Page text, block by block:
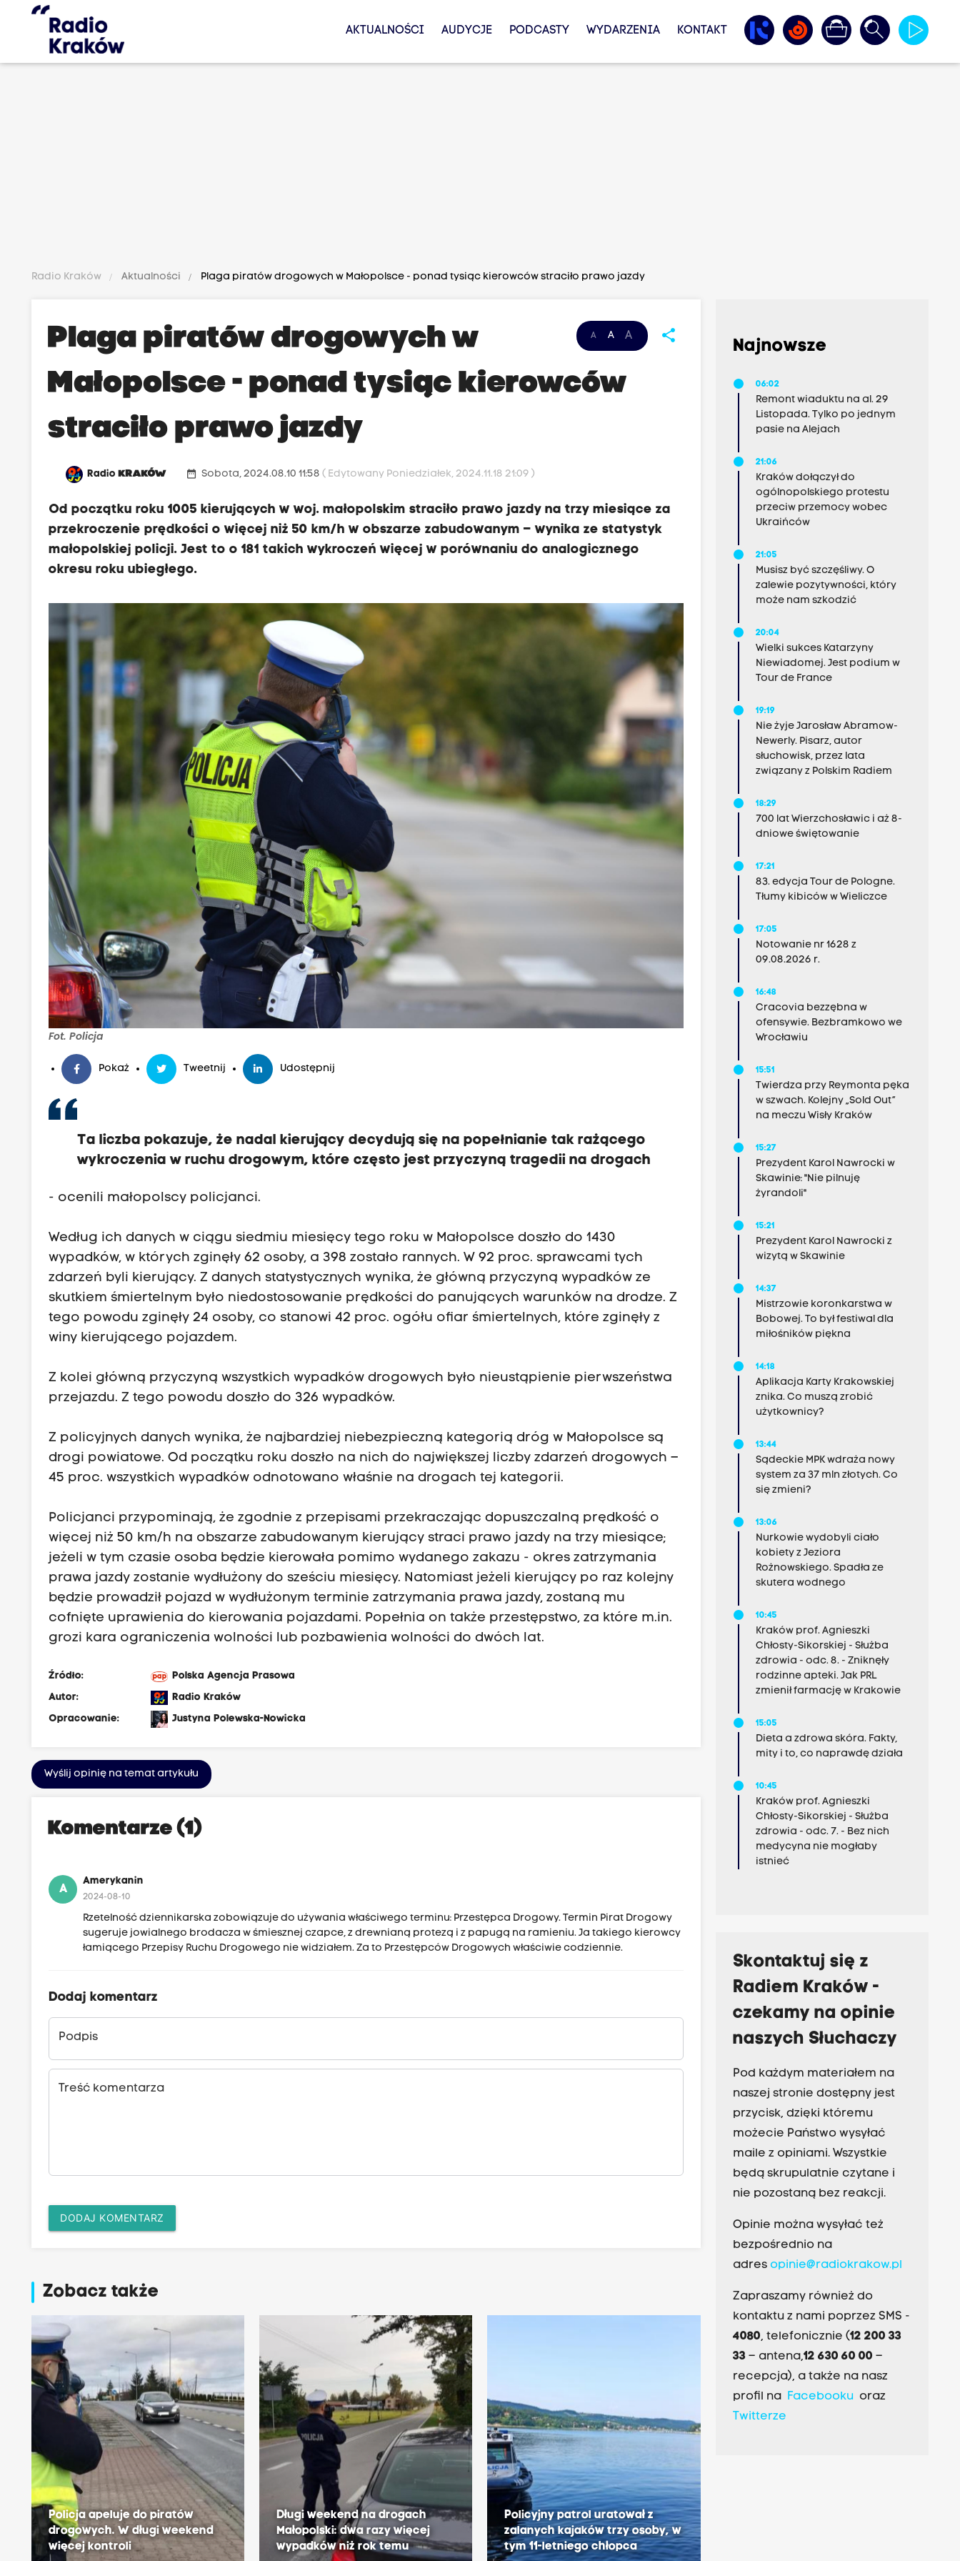
AKTUALNOŚCI AUDYCJE PODCASTY WYDARZENIA KONTAKT
Radio Kraków Aktualności Plaga piratów drogowych w Małopolsce - ponad tysiąc kierowców straciło prawo jazdy
A A A share
Plaga piratów drogowych w
Małopolsce - ponad tysiąc kierowców
straciło prawo jazdy
RadioKRAKÓW date_range Sobota, 2024.08.10 11:58( Edytowany Poniedziałek, 2024.11.18 21:09 )
Od początku roku 1005 kierujących w woj. małopolskim straciło prawo jazdy na trzy miesiące za
przekroczenie prędkości o więcej niż 50 km/h w obszarze zabudowanym – wynika ze statystyk
małopolskiej policji. Jest to o 181 takich wykroczeń więcej w porównaniu do analogicznego
okresu roku ubiegłego.
Fot. Policja
Pokaż Tweetnij Udostępnij
Ta liczba pokazuje, że nadal kierujący decydują się na popełnianie tak rażącego
wykroczenia w ruchu drogowym, które często jest przyczyną tragedii na drogach
- ocenili małopolscy policjanci.
Według ich danych w ciągu siedmiu miesięcy tego roku w Małopolsce doszło do 1430
wypadków, w których zginęły 62 osoby, a 398 zostało rannych. W 92 proc. sprawcami tych
zdarzeń byli kierujący. Z danych statystycznych wynika, że główną przyczyną wypadków ze
skutkiem śmiertelnym było niedostosowanie prędkości do panujących warunków na drodze. Z
tego powodu zginęły 24 osoby, co stanowi 42 proc. ogółu ofiar śmiertelnych, które zginęły z
winy kierującego pojazdem.
Z kolei główną przyczyną wszystkich wypadków drogowych było nieustąpienie pierwszeństwa
przejazdu. Z tego powodu doszło do 326 wypadków.
Z policyjnych danych wynika, że najbardziej niebezpieczną kategorią dróg w Małopolsce są
drogi powiatowe. Od początku roku doszło na nich do największej liczby zdarzeń drogowych –
45 proc. wszystkich wypadków odnotowano właśnie na drogach tej kategorii.
Policjanci przypominają, że zgodnie z przepisami przekraczając dopuszczalną prędkość o
więcej niż 50 km/h na obszarze zabudowanym kierujący straci prawo jazdy na trzy miesiące;
jeżeli w tym czasie osoba będzie kierowała pomimo wydanego zakazu - okres zatrzymania
prawa jazdy zostanie wydłużony do sześciu miesięcy. Natomiast jeżeli kierujący po raz kolejny
będzie prowadził pojazd w wydłużonym terminie zatrzymania prawa jazdy, zostaną mu
cofnięte uprawienia do kierowania pojazdami. Popełnia on także przestępstwo, za które m.in.
grozi kara ograniczenia wolności lub pozbawienia wolności do dwóch lat.
Źródło:
Polska Agencja Prasowa
Autor:
Radio Kraków
Opracowanie:
Justyna Polewska-Nowicka
Wyślij opinię na temat artykułu
Komentarze (1)
A
Amerykanin
2024-08-10
Rzetelność dziennikarska zobowiązuje do używania właściwego terminu: Przestępca Drogowy. Termin Pirat Drogowy
sugeruje jowialnego brodacza w śmiesznej czapce, z drewnianą protezą i z papugą na ramieniu. Ja takiego kierowcy
łamiącego Przepisy Ruchu Drogowego nie widziałem. Za to Przestępców Drogowych właściwie codziennie.
Dodaj komentarz
Podpis
Treść komentarza
DODAJ KOMENTARZ
Zobacz także
Policja apeluje do piratów
drogowych. W długi weekend
więcej kontroli
Długi weekend na drogach
Małopolski: dwa razy więcej
wypadków niż rok temu
Policyjny patrol uratował z
zalanych kajaków trzy osoby, w
tym 11-letniego chłopca
Najnowsze
06:02
Remont wiaduktu na al. 29
Listopada. Tylko po jednym
pasie na Alejach
21:06
Kraków dołączył do
ogólnopolskiego protestu
przeciw przemocy wobec
Ukraińców
21:05
Musisz być szczęśliwy. O
zalewie pozytywności, który
może nam szkodzić
20:04
Wielki sukces Katarzyny
Niewiadomej. Jest podium w
Tour de France
19:19
Nie żyje Jarosław Abramow-
Newerly. Pisarz, autor
słuchowisk, przez lata
związany z Polskim Radiem
18:29
700 lat Wierzchosławic i aż 8-
dniowe świętowanie
17:21
83. edycja Tour de Pologne.
Tłumy kibiców w Wieliczce
17:05
Notowanie nr 1628 z
09.08.2026 r.
16:48
Cracovia bezzębna w
ofensywie. Bezbramkowo we
Wrocławiu
15:51
Twierdza przy Reymonta pęka
w szwach. Kolejny „Sold Out”
na meczu Wisły Kraków
15:27
Prezydent Karol Nawrocki w
Skawinie: "Nie pilnuję
żyrandoli"
15:21
Prezydent Karol Nawrocki z
wizytą w Skawinie
14:37
Mistrzowie koronkarstwa w
Bobowej. To był festiwal dla
miłośników piękna
14:18
Aplikacja Karty Krakowskiej
znika. Co muszą zrobić
użytkownicy?
13:44
Sądeckie MPK wdraża nowy
system za 37 mln złotych. Co
się zmieni?
13:06
Nurkowie wydobyli ciało
kobiety z Jeziora
Rożnowskiego. Spadła ze
skutera wodnego
10:45
Kraków prof. Agnieszki
Chłosty-Sikorskiej - Służba
zdrowia - odc. 8. - Zniknęły
rodzinne apteki. Jak PRL
zmienił farmację w Krakowie
15:05
Dieta a zdrowa skóra. Fakty,
mity i to, co naprawdę działa
10:45
Kraków prof. Agnieszki
Chłosty-Sikorskiej - Służba
zdrowia - odc. 7. - Bez nich
medycyna nie mogłaby
istnieć
Skontaktuj się z
Radiem Kraków -
czekamy na opinie
naszych Słuchaczy
Pod każdym materiałem na
naszej stronie dostępny jest
przycisk, dzięki któremu
możecie Państwo wysyłać
maile z opiniami. Wszystkie
będą skrupulatnie czytane i
nie pozostaną bez reakcji.
Opinie można wysyłać też
bezpośrednio na
adres opinie@radiokrakow.pl
Zapraszamy również do
kontaktu z nami poprzez SMS -
4080, telefonicznie (12 200 33
33– antena,12 630 60 00 –
recepcja), a także na nasz
profil na Facebookuoraz
Twitterze